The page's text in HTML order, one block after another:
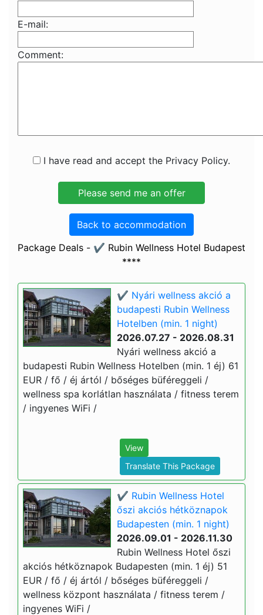
E-mail:
Comment:
I have read and accept the Privacy Policy.
Back to accommodation
Package Deals - ✔️ Rubin Wellness Hotel Budapest
****
✔️ Nyári wellness akció a
budapesti Rubin Wellness
Hotelben (min. 1 night)
2026.07.27 - 2026.08.31
Nyári wellness akció a
budapesti Rubin Wellness Hotelben (min. 1 éj) 61
EUR / fő / éj ártól / bőséges büféreggeli /
wellness spa korlátlan használata / fitness terem
/ ingyenes WiFi /
View
Translate This Package
✔️ Rubin Wellness Hotel
őszi akciós hétköznapok
Budapesten (min. 1 night)
2026.09.01 - 2026.11.30
Rubin Wellness Hotel őszi
akciós hétköznapok Budapesten (min. 1 éj) 51
EUR / fő / éj ártól / bőséges büféreggeli /
wellness központ használata / fitness terem /
ingyenes WiFi /